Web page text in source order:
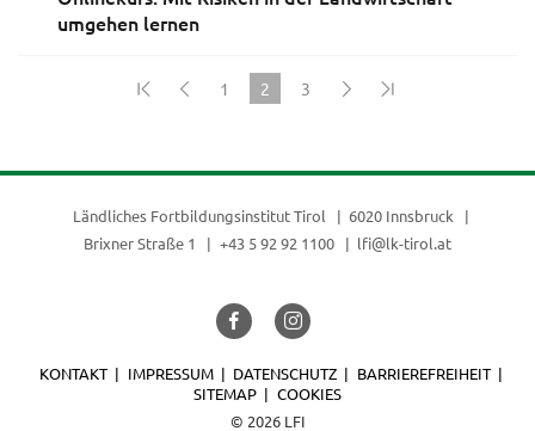
umgehen lernen
1
2
3
Ländliches Fortbildungsinstitut Tirol
6020 Innsbruck
Brixner Straße 1
+43 5 92 92 1100 lfi@lk-tirol.at
© 2026 LFI
KONTAKT IMPRESSUM DATENSCHUTZ
BARRIEREFREIHEIT
SITEMAP
COOKIES